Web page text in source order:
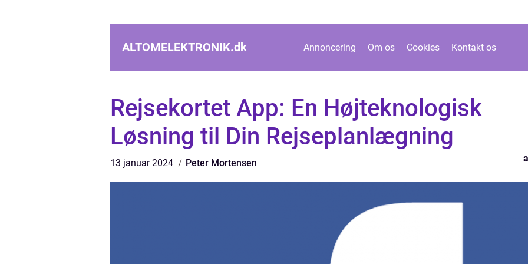
ALTOMELEKTRONIK.dk Annoncering Om os Cookies Kontakt os
Rejsekortet App: En Højteknologisk
Løsning til Din Rejseplanlægning
13 januar 2024 Peter Mortensen